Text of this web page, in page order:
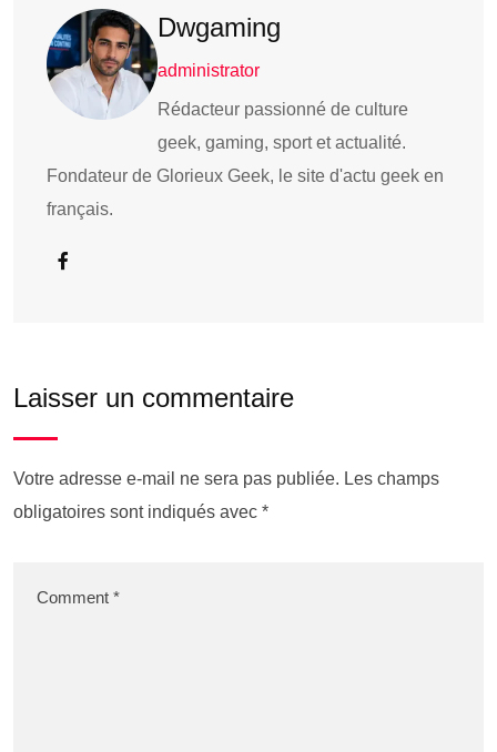
Dwgaming
administrator
Rédacteur passionné de culture
geek, gaming, sport et actualité.
Fondateur de Glorieux Geek, le site d'actu geek en
français.
Laisser un commentaire
Votre adresse e-mail ne sera pas publiée. Les champs
obligatoires sont indiqués avec *